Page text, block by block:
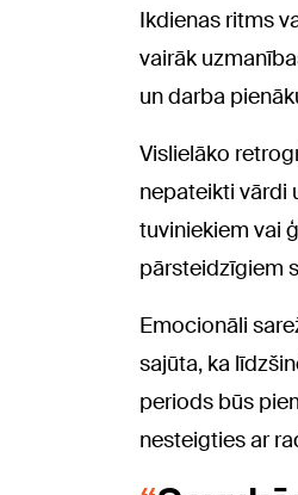
Ikdienas ritms
vairāk
un darba
Vislielāko
nepateikti vārdi
tuviniekiem vai
pārsteidzīgiem
Emocionāli
sajūta, ka
periods būs
nesteigties ar